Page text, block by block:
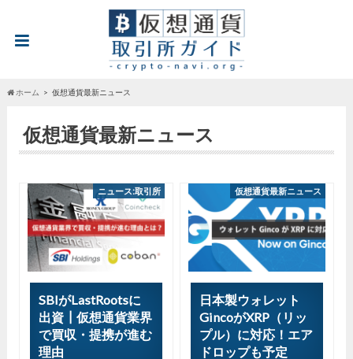
ホーム 仮想通貨最新ニュース
仮想通貨最新ニュース
ニュース:取引所
SBIがLastRootsに
出資┃仮想通貨業界
で買収・提携が進む
理由
仮想通貨最新ニュース
日本製ウォレット
GincoがXRP（リッ
プル）に対応！エア
ドロップも予定